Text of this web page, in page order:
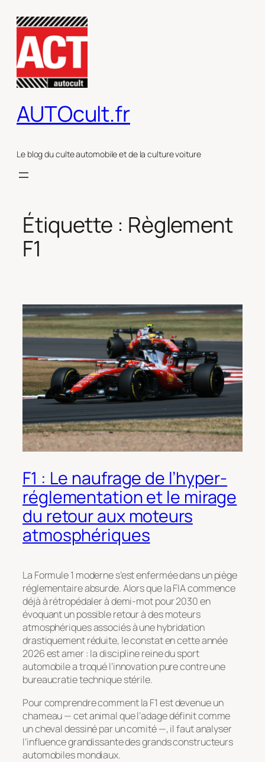
contenu
AUTOcult.fr
Le blog du culte automobile et de la culture voiture
Étiquette : Règlement
F1
F1 : Le naufrage de l’hyper-
réglementation et le mirage
du retour aux moteurs
atmosphériques
La Formule 1 moderne s’est enfermée dans un piège
réglementaire absurde. Alors que la FIA commence
déjà à rétropédaler à demi-mot pour 2030 en
évoquant un possible retour à des moteurs
atmosphériques associés à une hybridation
drastiquement réduite, le constat en cette année
2026 est amer : la discipline reine du sport
automobile a troqué l’innovation pure contre une
bureaucratie technique stérile.
Pour comprendre comment la F1 est devenue un
chameau — cet animal que l’adage définit comme
un cheval dessiné par un comité —, il faut analyser
l’influence grandissante des grands constructeurs
automobiles mondiaux.